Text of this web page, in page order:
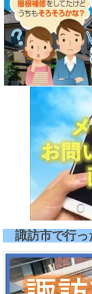
諏訪市で行っ